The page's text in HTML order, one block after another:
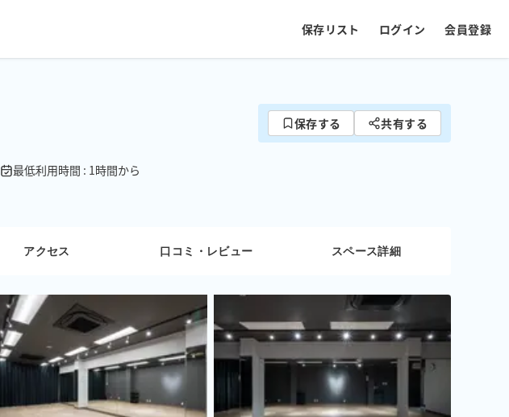
保存リスト ログイン 会員登録
保存する 共有する
最低利用時間 : 1時間から
アクセス 口コミ・レビュー スペース詳細